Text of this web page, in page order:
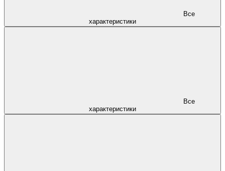
характеристики
характеристики